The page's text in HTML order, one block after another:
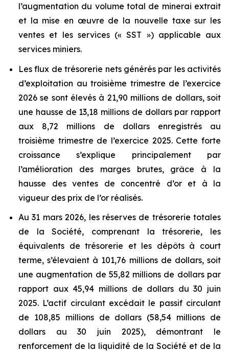
l’augmentation du volume total de minerai extrait
et la mise en œuvre de la nouvelle taxe sur les
ventes et les services (« SST ») applicable aux
services miniers.
Les flux de trésorerie nets générés par les activités
d’exploitation au troisième trimestre de l’exercice
2026 se sont élevés à 21,90 millions de dollars, soit
une hausse de 13,18 millions de dollars par rapport
aux 8,72 millions de dollars enregistrés au
troisième trimestre de l’exercice 2025. Cette forte
croissance s’explique principalement par
l’amélioration des marges brutes, grâce à la
hausse des ventes de concentré d’or et à la
vigueur des prix de l’or réalisés.
Au 31 mars 2026, les réserves de trésorerie totales
de la Société, comprenant la trésorerie, les
équivalents de trésorerie et les dépôts à court
terme, s’élevaient à 101,76 millions de dollars, soit
une augmentation de 55,82 millions de dollars par
rapport aux 45,94 millions de dollars du 30 juin
2025. L’actif circulant excédait le passif circulant
de 108,85 millions de dollars (58,54 millions de
dollars au 30 juin 2025), démontrant le
renforcement de la liquidité de la Société et de la